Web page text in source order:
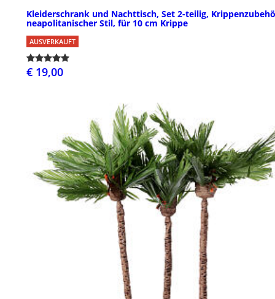
Kleiderschrank und Nachttisch, Set 2-teilig,
neapolitanischer Stil, für 10 cm Krippe
AUSVERKAUFT
€ 19,00